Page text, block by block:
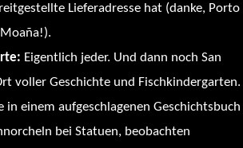
Lieferadresse hat (danke, Porto
Eigentlich jeder. Und dann noch San
voller Geschichte und Fischkindergarten.
in einem aufgeschlagenen Geschichtsbuch
bei Statuen, beobachten